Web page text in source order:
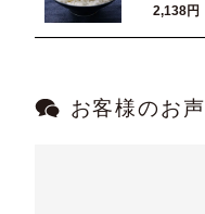
2,138
お客様のお声